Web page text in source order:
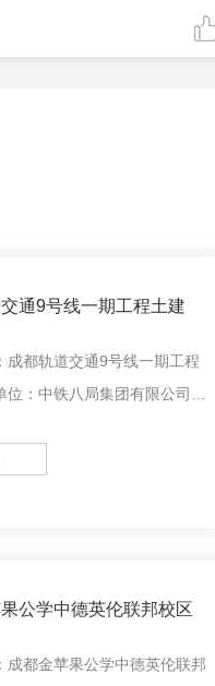
通9号线一期工程土建
成都轨道交通9号线一期工程
位：中铁八局集团有限公司工
2区间及培成区间中间风井，包
公学中德英伦联邦校区
成都金苹果公学中德英伦联邦